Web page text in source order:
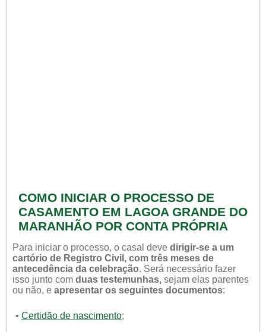
COMO INICIAR O PROCESSO DE
CASAMENTO EM LAGOA GRANDE DO
MARANHÃO POR CONTA PRÓPRIA
Para iniciar o processo, o casal deve dirigir-se a um
cartório de Registro Civil, com três meses de
antecedência da celebração. Será necessário fazer
isso junto com duas testemunhas, sejam elas parentes
ou não, e apresentar os seguintes documentos:
• Certidão de nascimento;